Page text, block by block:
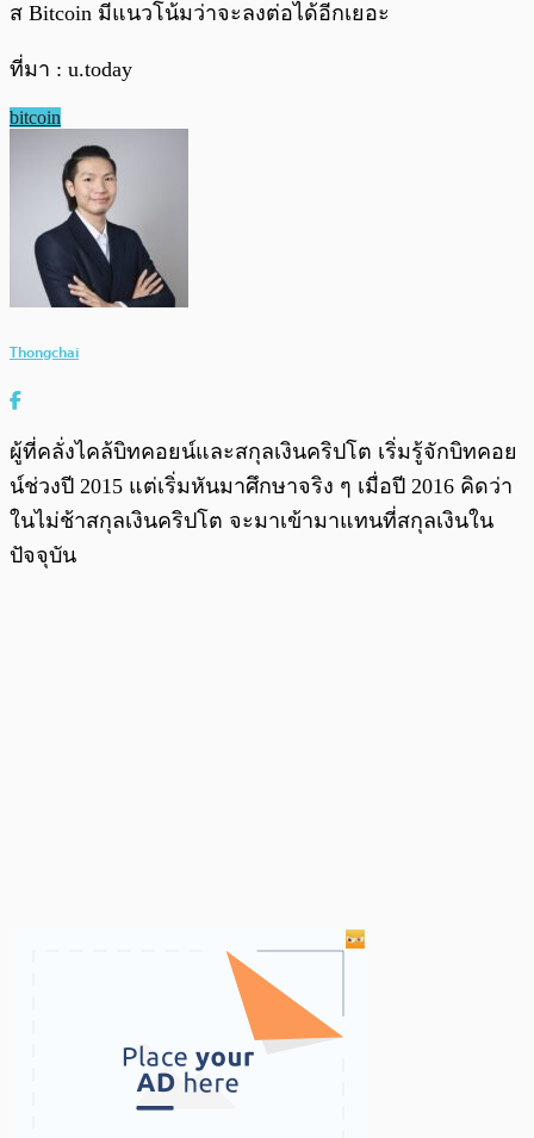
ส Bitcoin มีแนวโน้มว่าจะลงต่อได้อีกเยอะ
ที่มา : u.today
bitcoin
Thongchai
ผู้ที่คลั่งไคล้บิทคอยน์และสกุลเงินคริปโต เริ่มรู้จักบิทคอย
น์ช่วงปี 2015 แต่เริ่มหันมาศึกษาจริง ๆ เมื่อปี 2016 คิดว่า
ในไม่ช้าสกุลเงินคริปโต จะมาเข้ามาแทนที่สกุลเงินใน
ปัจจุบัน